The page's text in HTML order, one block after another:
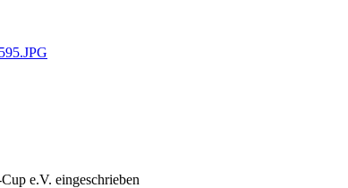
e.V. eingeschrieben